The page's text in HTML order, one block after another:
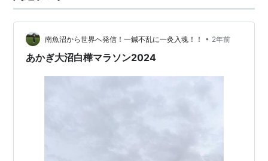
南魚沼から世界へ発信！一鍼不乱に一灸入魂！！ • 2年前
あかぎ大沼白樺マラソン2024